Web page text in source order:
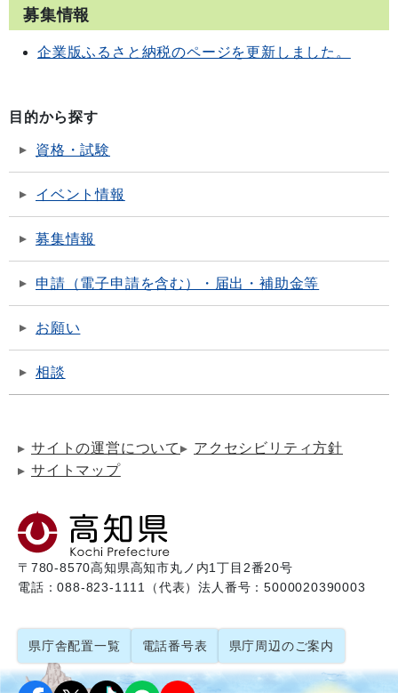
募集情報
企業版ふるさと納税のページを更新しました。
目的から探す
資格・試験
イベント情報
募集情報
申請（電子申請を含む）・届出・補助金等
お願い
相談
サイトの運営について
アクセシビリティ方針
サイトマップ
〒780-8570高知県高知市丸ノ内1丁目2番20号
電話：088-823-1111（代表）法人番号：5000020390003
県庁舎配置一覧 電話番号表 県庁周辺のご案内